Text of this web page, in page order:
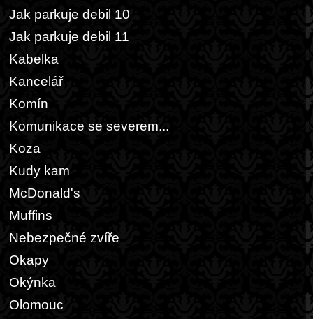
Jak parkuje debil 10
Jak parkuje debil 11
Kabelka
Kancelář
Komín
Komunikace se severem...
Koza
Kudy kam
McDonald's
Muffins
Nebezpečné zvíře
Okapy
Okýnka
Olomouc